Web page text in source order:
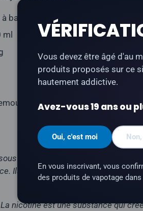
base de nicotine sous forme de sel
ml
citron, citron vert, glace
forme de sel sont conçus pour les
Ils ne conviennent pas aux
nicotine est une substance qui
Vous devez être âgé d'au
produits proposés sur ce
hautement addictive.
Avez-vous 19 ans ou
Oui, c'est moi
En vous inscrivant, vous
des produits de vapotage